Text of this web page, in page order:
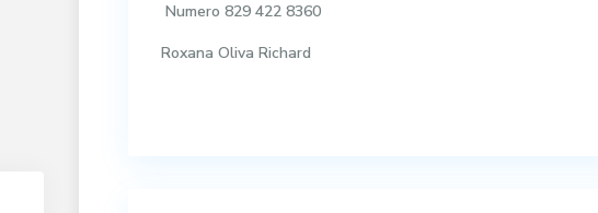
Numero 829 422 8360
Roxana Oliva Richard